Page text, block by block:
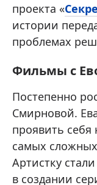
проекта «
истории
проблемах
Фильмы с
Постепенно
Смирновой.
проявить себя
самых
Артистку
в создании